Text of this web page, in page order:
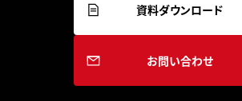
資料ダウンロード
お問い合わせ